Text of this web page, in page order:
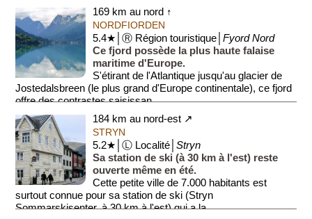
km avec ...
169 km au nord ↑
NORDFIORDEN
5.4★│Ⓡ Région touristique│Fyord Nord
Ce fjord possède la plus haute falaise
maritime d'Europe.
S'étirant de l'Atlantique jusqu'au glacier de
Jostedalsbreen (le plus grand d'Europe continentale), ce fjord
offre des contrastes saisissan...
184 km au nord-est ↗
STRYN
5.2★│Ⓛ Localité│Stryn
Sa station de ski (à 30 km à l'est) reste
ouverte même en été.
Cette petite ville de 7.000 habitants est
surtout connue pour sa station de ski (Stryn
Sommarskisenter, à 30 km à l'est) qui a la ...